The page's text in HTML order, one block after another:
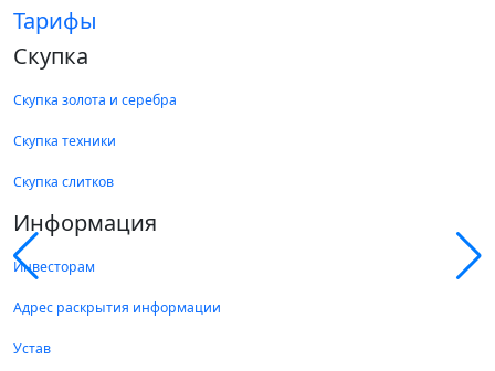
Тарифы
Скупка
Скупка золота и серебра
Скупка техники
Скупка слитков
Информация
Инвесторам
Адрес раскрытия информации
Устав